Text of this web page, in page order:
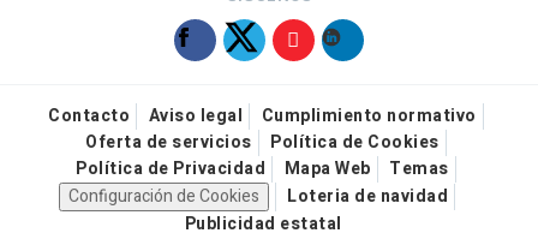
Contacto Aviso legal
Cumplimiento normativo
Oferta de servicios
Política de Cookies
Política de Privacidad
Mapa Web
Temas
Configuración de Cookies
Loteria de navidad
Publicidad estatal